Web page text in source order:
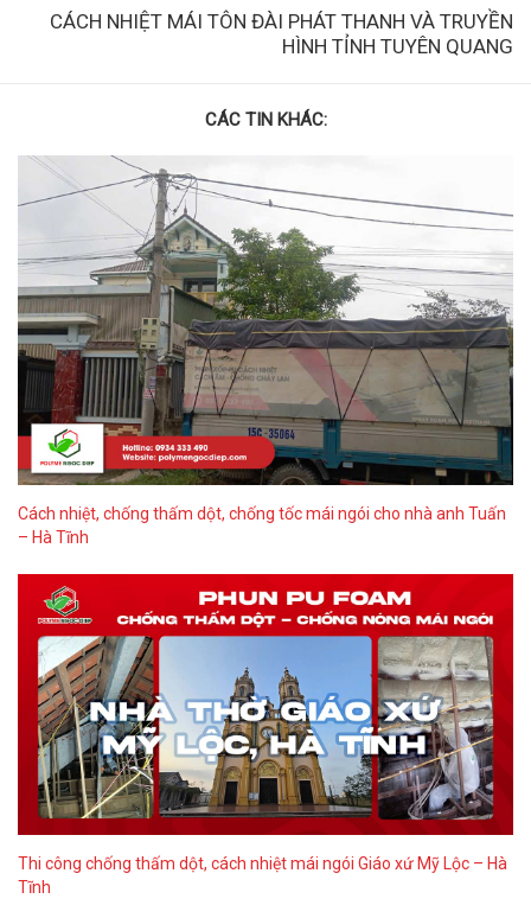
CÁCH NHIỆT MÁI TÔN ĐÀI PHÁT THANH VÀ TRUYỀN
HÌNH TỈNH TUYÊN QUANG
CÁC TIN KHÁC:
Cách nhiệt, chống thấm dột, chống tốc mái ngói cho nhà anh Tuấn
– Hà Tĩnh
Thi công chống thấm dột, cách nhiệt mái ngói Giáo xứ Mỹ Lộc – Hà
Tĩnh